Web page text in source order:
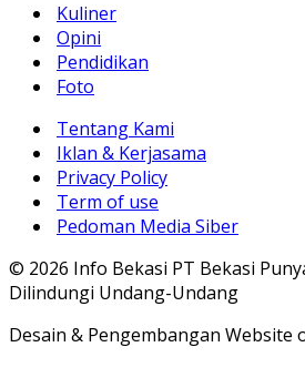
Kuliner
Opini
Pendidikan
Foto
Tentang Kami
Iklan & Kerjasama
Privacy Policy
Term of use
Pedoman Media Siber
© 2026 Info Bekasi PT Bekasi
Dilindungi Undang-Undang
Desain & Pengembangan Website